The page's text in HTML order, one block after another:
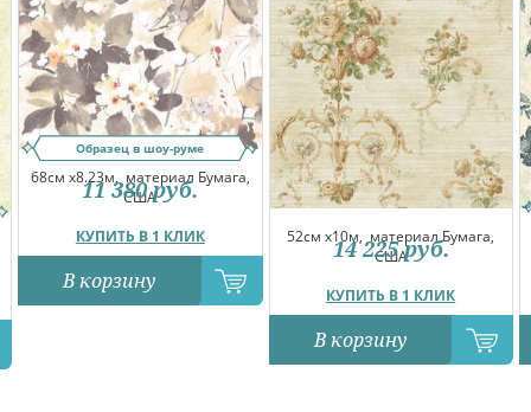
Образец в шоу-руме
68см x8.23м, материал Бумага,
США
КУПИТЬ В 1 КЛИК
11 380 руб.
В корзину
52см x10м, материал Бумага,
США
КУПИТЬ В 1 КЛИК
14 225 руб.
В корзину